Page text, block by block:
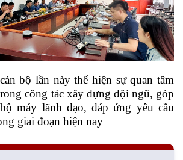
bộ lần này thể hiện sự quan tâm
công tác xây dựng đội ngũ, góp
máy lãnh đạo, đáp ứng yêu cầu
giai đoạn hiện nay